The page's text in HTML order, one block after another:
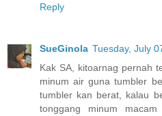
Reply
SueGinola Tuesday, July
Kak SA, kitoarnag pernah
minum air guna tumbler
tumbler kan berat, kalau
tonggang minum